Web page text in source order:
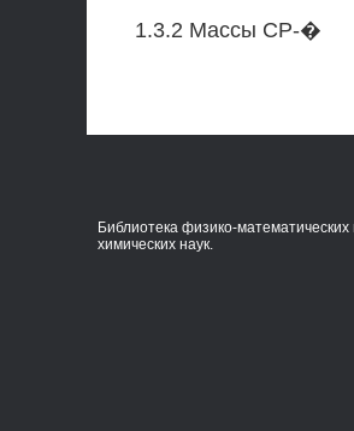
1.3.2 Массы CP-�
Библиотека физико-математических
химических наук.